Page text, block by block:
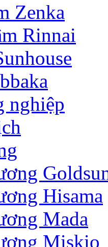
Zenka
Rinnai
nghiệp
Hisama
Mada
Miskio